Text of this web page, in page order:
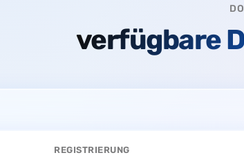
verfügbare
REGISTRIERUNG